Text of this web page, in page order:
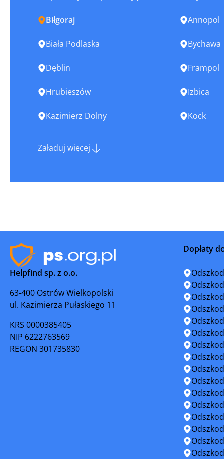
Biłgoraj Annopol
Biała Podlaska Bychawa
Dęblin Frampol
Hrubieszów Izbica
Kazimierz Dolny Kock
Puławy
Ryki
Stoczek Łukowski
Terespol
Włodawa
Załaduj więcej
Helpfind sp. z o.o.
63-400 Ostrów Wielkopolski
ul. Kazimierza Pułaskiego 11
KRS 0000385405
NIP 6222763569
REGON 301735830
Dopłaty